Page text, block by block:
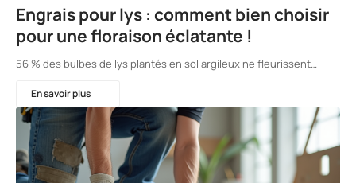
Engrais pour lys : comment bien choisir
pour une floraison éclatante !
56 % des bulbes de lys plantés en sol argileux ne fleurissent…
En savoir plus